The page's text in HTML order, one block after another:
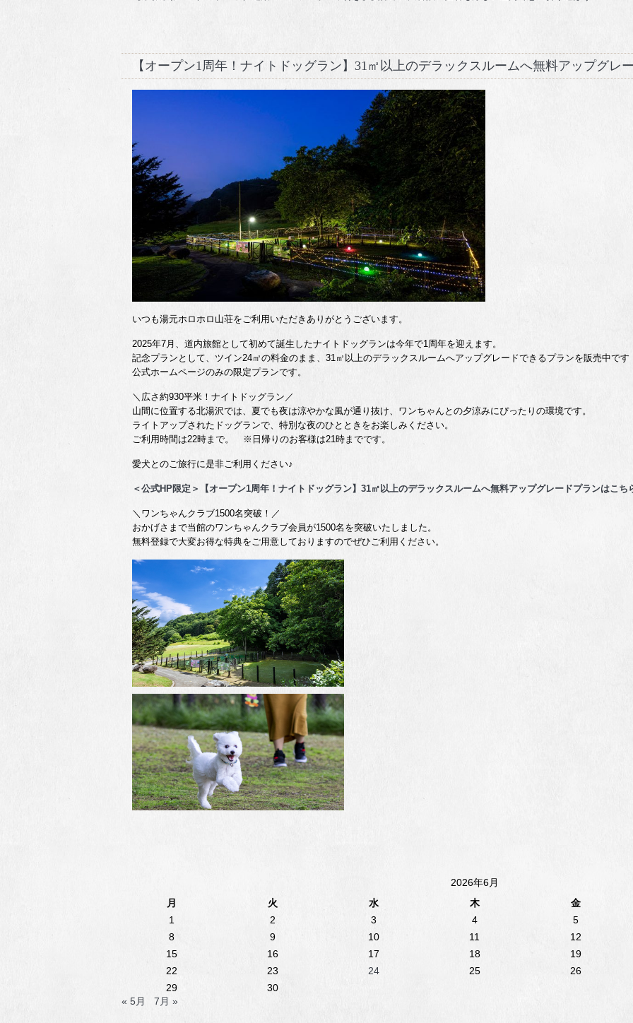
【オープン1周年！ナイトドッグラン】31㎡以上のデラックスルームへ無料アップグレ
いつも湯元ホロホロ山荘をご利用いただきありがとうございます。
2025年7月、道内旅館として初めて誕生したナイトドッグランは今年で1周年を迎えます。
記念プランとして、ツイン24㎡の料金のまま、31㎡以上のデラックスルームへアップグレードできるプランを販売中です
公式ホームページのみの限定プランです。
＼広さ約930平米！ナイトドッグラン／
山間に位置する北湯沢では、夏でも夜は涼やかな風が通り抜け、ワンちゃんとの夕涼みにぴったりの環境です。
ライトアップされたドッグランで、特別な夜のひとときをお楽しみください。
ご利用時間は22時まで。 ※日帰りのお客様は21時までです。
愛犬とのご旅行に是非ご利用ください♪
＜公式HP限定＞【オープン1周年！ナイトドッグラン】31㎡以上のデラックスルームへ無料アップグレードプランはこち
＼ワンちゃんクラブ1500名突破！／
おかげさまで当館のワンちゃんクラブ会員が1500名を突破いたしました。
無料登録で大変お得な特典をご用意しておりますのでぜひご利用ください。
2026年6月
月
火 水 木
金
1
2 3 4
5
8
9 10 11
12
15
16 17 18
19
22
23 24 25
26
29
30
« 5月
7月 »